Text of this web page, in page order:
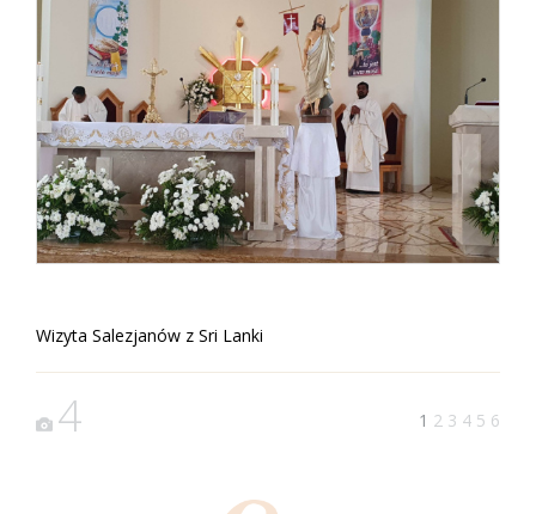
Wizyta Salezjanów z Sri Lanki
4 1 2 3 4 5 6